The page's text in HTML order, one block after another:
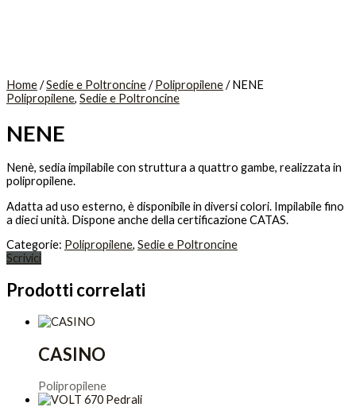
Home/Sedie e Poltroncine/Polipropilene/ NENE
Polipropilene, Sedie e Poltroncine
NENE
Nenè, sedia impilabile con struttura a quattro gambe, realizzata in
polipropilene.
Adatta ad uso esterno, è disponibile in diversi colori. Impilabile fino
a dieci unità. Dispone anche della certificazione CATAS.
Categorie: Polipropilene, Sedie e Poltroncine
Scrivici
Prodotti correlati
CASINO
Polipropilene